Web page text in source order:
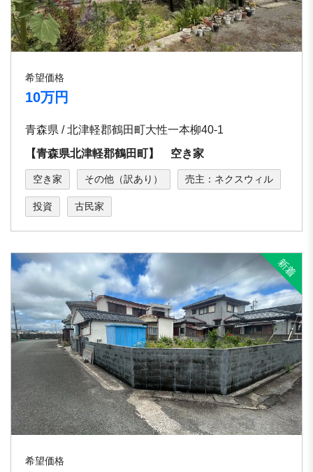
希望価格
10万円
青森県 / 北津軽郡鶴田町大性一本柳40-1
【青森県北津軽郡鶴田町】 空き家
空き家 その他（訳あり） 売主：ネクスウィル
投資 古民家
希望価格